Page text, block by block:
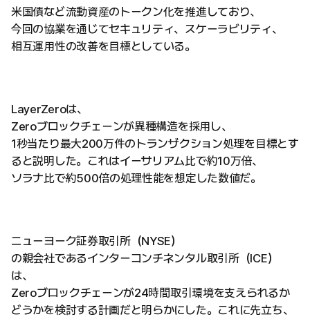
米国債など流動資産のトークン化を推進しており、
今回の協業を通じてセキュリティ、スケーラビリティ、
相互運用性の改善を目標としている。
LayerZeroは、
Zeroブロックチェーンが異種構造を採用し、
1秒当たり最大200万件のトランザクション処理を目標とす
ると説明した。これはイーサリアム比で約10万倍、
ソラナ比で約500倍の処理性能を想定した数値だ。
ニューヨーク証券取引所（NYSE）
の親会社であるインターコンチネンタル取引所（ICE）
は、
Zeroブロックチェーンが24時間取引環境を支えられるか
どうかを検討する計画だと明らかにした。これに先立ち、